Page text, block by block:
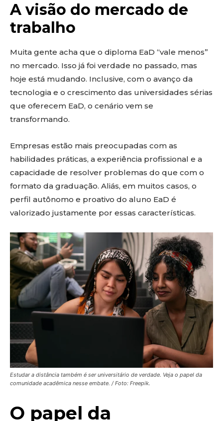
A visão do mercado de
trabalho
Muita gente acha que o diploma EaD “vale menos”
no mercado. Isso já foi verdade no passado, mas
hoje está mudando. Inclusive, com o avanço da
tecnologia e o crescimento das universidades sérias
que oferecem EaD, o cenário vem se
transformando.
Empresas estão mais preocupadas com as
habilidades práticas, a experiência profissional e a
capacidade de resolver problemas do que com o
formato da graduação. Aliás, em muitos casos, o
perfil autônomo e proativo do aluno EaD é
valorizado justamente por essas características.
Estudar a distância também é ser universitário de verdade. Veja o papel da
comunidade acadêmica nesse embate. / Foto: Freepik.
O papel da